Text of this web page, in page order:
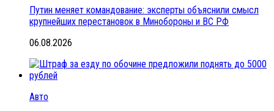
Путин меняет командование: эксперты объяснили смысл
крупнейших перестановок в Минобороны и ВС РФ
06.08.2026
Авто